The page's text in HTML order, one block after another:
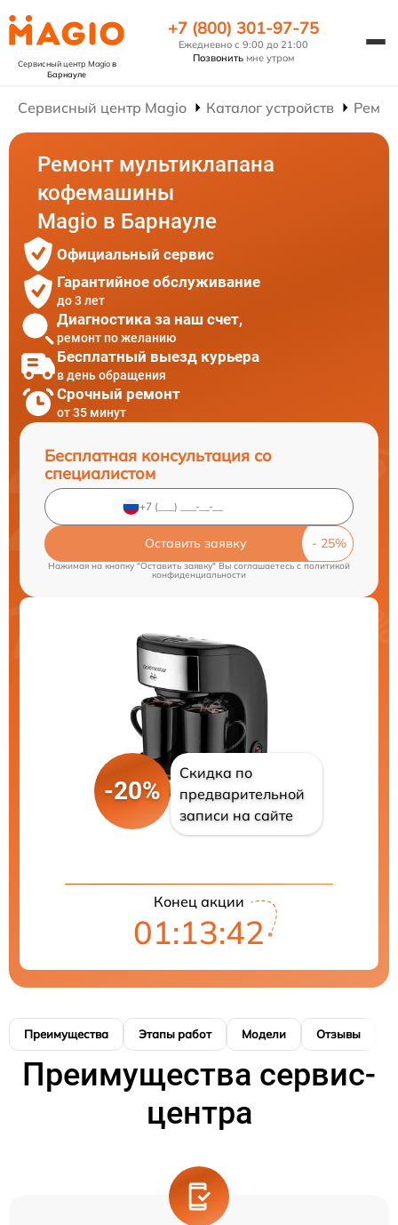
Сервисный центр Magioв
Барнауле
+7 (800) 301-97-75
Ежедневно с 9:00 до 21:00
Позвонить мне утром
Сервисный центр Magio Каталог устройств
Ремонт мультиклапана
кофемашины
Magio в Барнауле
Официальный сервис
Гарантийное обслуживание
до 3 лет
Диагностика за наш счет,
ремонт по желанию
Бесплатный выезд курьера
в день обращения
Срочный ремонт
от 35 минут
Бесплатная консультация со
специалистом
Оставить заявку
Нажимая на кнопку "Оставить заявку" Вы соглашаетесь cполитикой
конфиденциальности
-20%
Скидка по
предварительной
записи на сайте
Конец акции
01:13:42
Преимущества Этапы работ Модели Отзывы
Преимущества сервис-
центра